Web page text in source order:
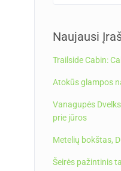
Naujausi
Trailside Cabin:
Atokūs glampos
Vanagupės
prie jūros
Metelių bokštas,
Šeirės pažintinis